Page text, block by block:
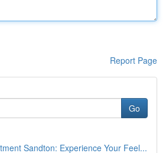
Report Page
Go
Sandton: Experience Your Feel...